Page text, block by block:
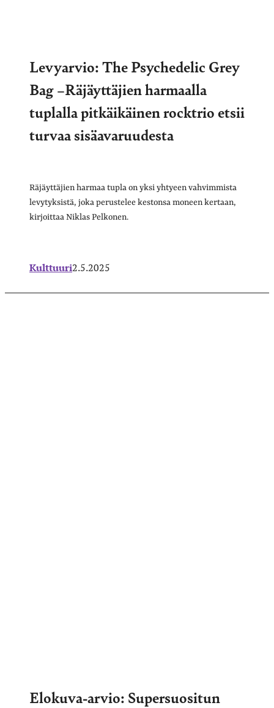
Levyarvio: The Psychedelic Grey
Bag –Räjäyttäjien harmaalla
tuplalla pitkäikäinen rocktrio etsii
turvaa sisäavaruudesta
Räjäyttäjien harmaa tupla on yksi yhtyeen vahvimmista
levytyksistä, joka perustelee kestonsa moneen kertaan,
kirjoittaa Niklas Pelkonen.
Kulttuuri2.5.2025
Elokuva-arvio: Supersuositun